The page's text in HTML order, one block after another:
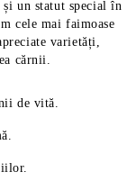
un statut special în
cele mai faimoase
varietăți,
cărnii.
de vită.